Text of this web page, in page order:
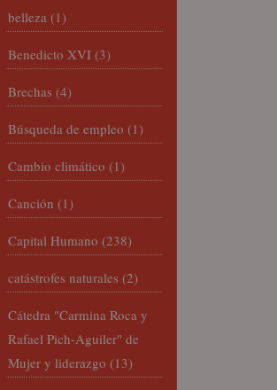
belleza (1)
Benedicto XVI (3)
Brechas (4)
Búsqueda de empleo (1)
Cambio climático (1)
Canción (1)
Capital Humano (238)
catástrofes naturales (2)
Cátedra "Carmina Roca y
Rafael Pich-Aguiler" de
Mujer y liderazgo (13)